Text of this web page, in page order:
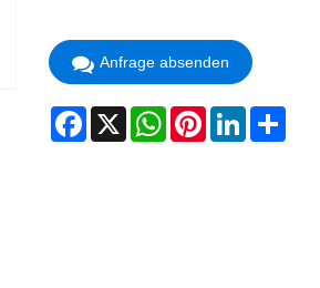
Anfrage absenden
Facebook
X WhatsAppPinterestLinkedInShare